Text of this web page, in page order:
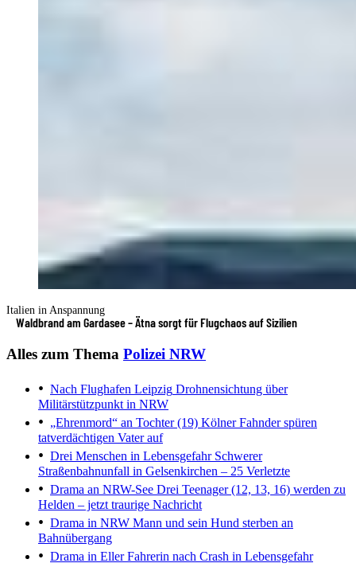
Italien in Anspannung
Waldbrand am Gardasee – Ätna sorgt für Flugchaos auf Sizilien
Alles zum Thema Polizei NRW
Nach Flughafen Leipzig Drohnensichtung über
Militärstützpunkt in NRW
„Ehrenmord“ an Tochter (19) Kölner Fahnder spüren
tatverdächtigen Vater auf
Drei Menschen in LebensgefahrSchwerer
Straßenbahnunfall in Gelsenkirchen – 25 Verletzte
Drama an NRW-See Drei Teenager (12, 13, 16) werden zu
Helden – jetzt traurige Nachricht
Drama in NRW Mann und sein Hund sterben an
Bahnübergang
Drama in EllerFahrerin nach Crash in Lebensgefahr